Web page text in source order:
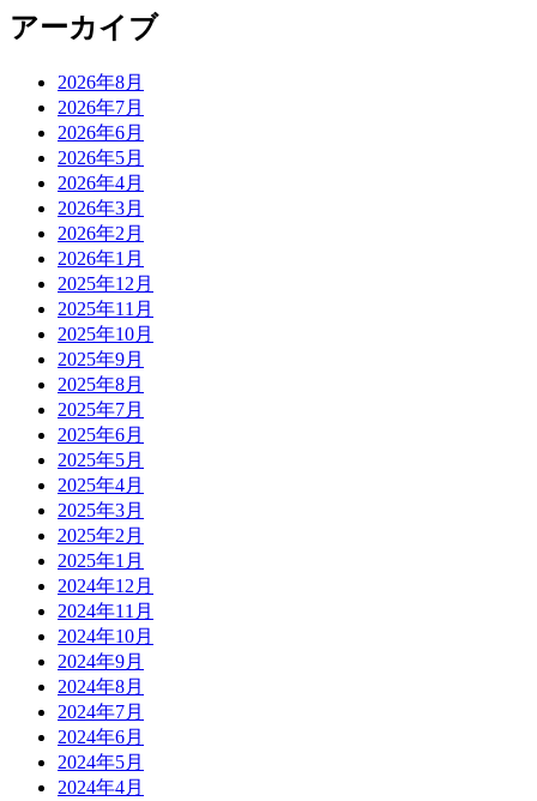
アーカイブ
2026年8月
2026年7月
2026年6月
2026年5月
2026年4月
2026年3月
2026年2月
2026年1月
2025年12月
2025年11月
2025年10月
2025年9月
2025年8月
2025年7月
2025年6月
2025年5月
2025年4月
2025年3月
2025年2月
2025年1月
2024年12月
2024年11月
2024年10月
2024年9月
2024年8月
2024年7月
2024年6月
2024年5月
2024年4月